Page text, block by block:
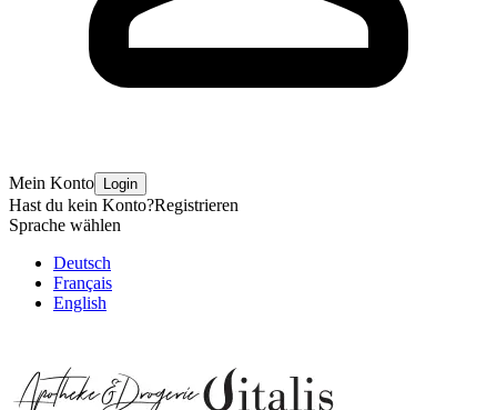
Mein Konto Login
Hast du kein Konto?Registrieren
Sprache wählen
Deutsch
Français
English